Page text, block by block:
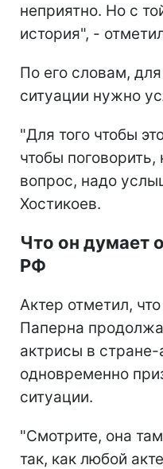
неприятно. Но с
история", -
По его словам,
ситуации нужно
"Для того чтобы
чтобы поговорить,
вопрос, надо
Хостикоев.
Что он думает
РФ
Актер отметил,
Паперна
актрисы в стране-
одновременно
ситуации.
"Смотрите, она
так, как любой